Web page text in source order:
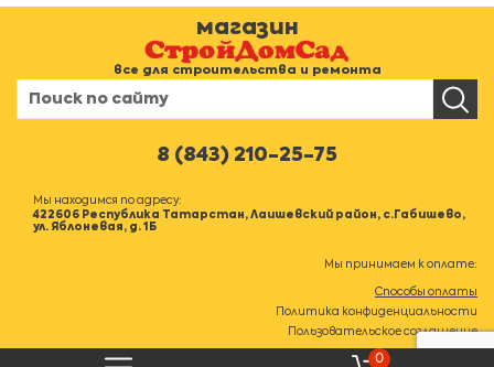
магазин
все для строительства и ремонта
8 (843) 210-25-75
Мы находимся по адресу:
422606 Республика Татарстан, Лаишевский район, с.Габишево,
ул. Яблоневая, д. 1Б
Мы принимаем к оплате:
Способы оплаты
Политика конфиденциальности
Пользовательское соглашение
0